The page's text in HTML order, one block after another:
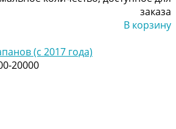
заказа
В корзину
(с 2017 года)
20000